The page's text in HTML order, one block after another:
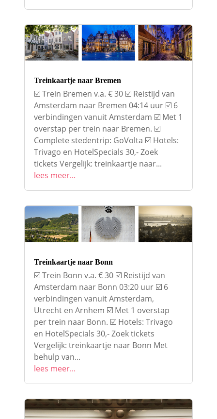
Treinkaartje naar Bremen
☑️ Trein Bremen v.a. € 30 ☑️ Reistijd van
Amsterdam naar Bremen 04:14 uur ☑️ 6
verbindingen vanuit Amsterdam ☑️ Met 1
overstap per trein naar Bremen. ☑️
Complete stedentrip: GoVolta ☑️ Hotels:
Trivago en HotelSpecials 30,- Zoek
tickets Vergelijk: treinkaartje naar...
lees meer...
Treinkaartje naar Bonn
☑️ Trein Bonn v.a. € 30 ☑️ Reistijd van
Amsterdam naar Bonn 03:20 uur ☑️ 6
verbindingen vanuit Amsterdam,
Utrecht en Arnhem ☑️ Met 1 overstap
per trein naar Bonn. ☑️ Hotels: Trivago
en HotelSpecials 30,- Zoek tickets
Vergelijk: treinkaartje naar Bonn Met
behulp van...
lees meer...